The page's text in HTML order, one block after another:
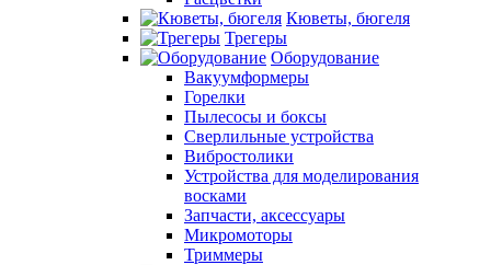
Кюветы, бюгеля
Трегеры
Оборудование
Вакуумформеры
Горелки
Пылесосы и боксы
Сверлильные устройства
Вибростолики
Устройства для моделирования
восками
Запчасти, аксессуары
Микромоторы
Триммеры